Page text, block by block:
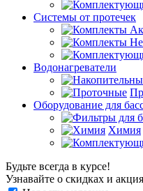
Системы от протечек
Водонагреватели
Оборудование для
Химия
Будьте всегда в курсе!
Узнавайте о скидках и